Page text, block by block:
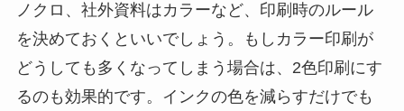
ノクロ、社外資料はカラーなど、印刷時のルール
を決めておくといいでしょう。もしカラー印刷が
どうしても多くなってしまう場合は、2色印刷にす
るのも効果的です。インクの色を減らすだけでも